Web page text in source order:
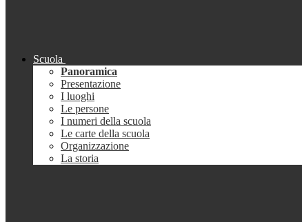
Scuola
Panoramica
Presentazione
I luoghi
Le persone
I numeri della scuola
Le carte della scuola
Organizzazione
La storia